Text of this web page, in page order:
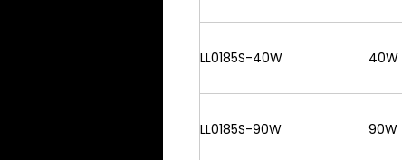
LL0185S-40W 40W
LL0185S-90W 90W